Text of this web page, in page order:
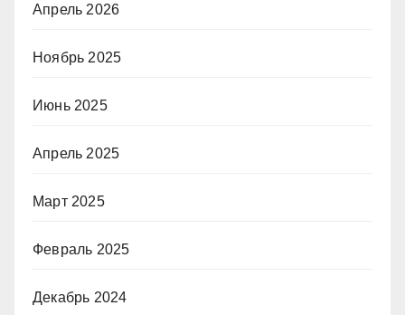
Апрель 2026
Ноябрь 2025
Июнь 2025
Апрель 2025
Март 2025
Февраль 2025
Декабрь 2024